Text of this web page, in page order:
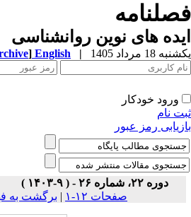
های نوین روانشناسی
18 مرداد 1405 |
English
]
ورود خودکار
نام
رمز عبور
دوره ۲۲، شماره ۲۶ - ( ۹-۱۴۰۳ )
صفحات ۱۲-۱
| برگشت به